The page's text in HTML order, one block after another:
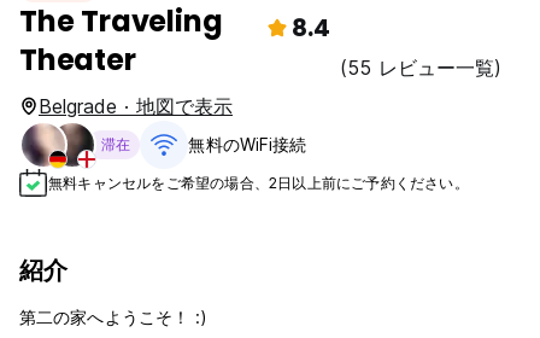
The Traveling
Theater
8.4
(55 レビュー一覧)
Belgrade · 地図で表示
滞在 無料のWiFi接続
無料キャンセルをご希望の場合、2日以上前にご予約ください。
紹介
第二の家へようこそ！ :)